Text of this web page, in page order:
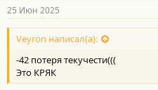
н
о
с
и
:
25 Июн 2025
Veyron написал(а):
-42 потеря текучести(((
Это КРЯК